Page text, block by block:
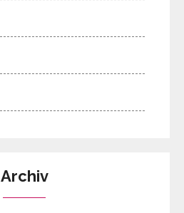
Archiv